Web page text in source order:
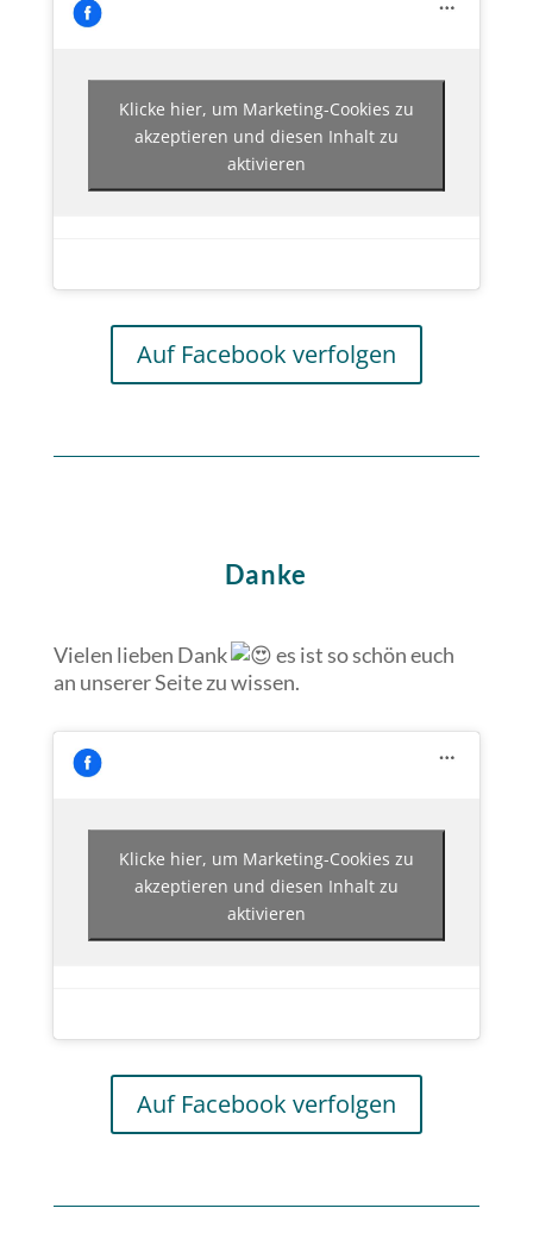
Klicke hier, um Marketing-Cookies zu
akzeptieren und diesen Inhalt zu
aktivieren
Auf Facebook verfolgen
Danke
Vielen lieben Dank
es ist so schön euch
an unserer Seite zu wissen.
Klicke hier, um Marketing-Cookies zu
akzeptieren und diesen Inhalt zu
aktivieren
Auf Facebook verfolgen